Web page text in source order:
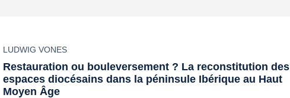
LUDWIG VONES
Restauration ou bouleversement ? La reconstitution des
espaces diocésains dans la péninsule Ibérique au Haut
Moyen Âge